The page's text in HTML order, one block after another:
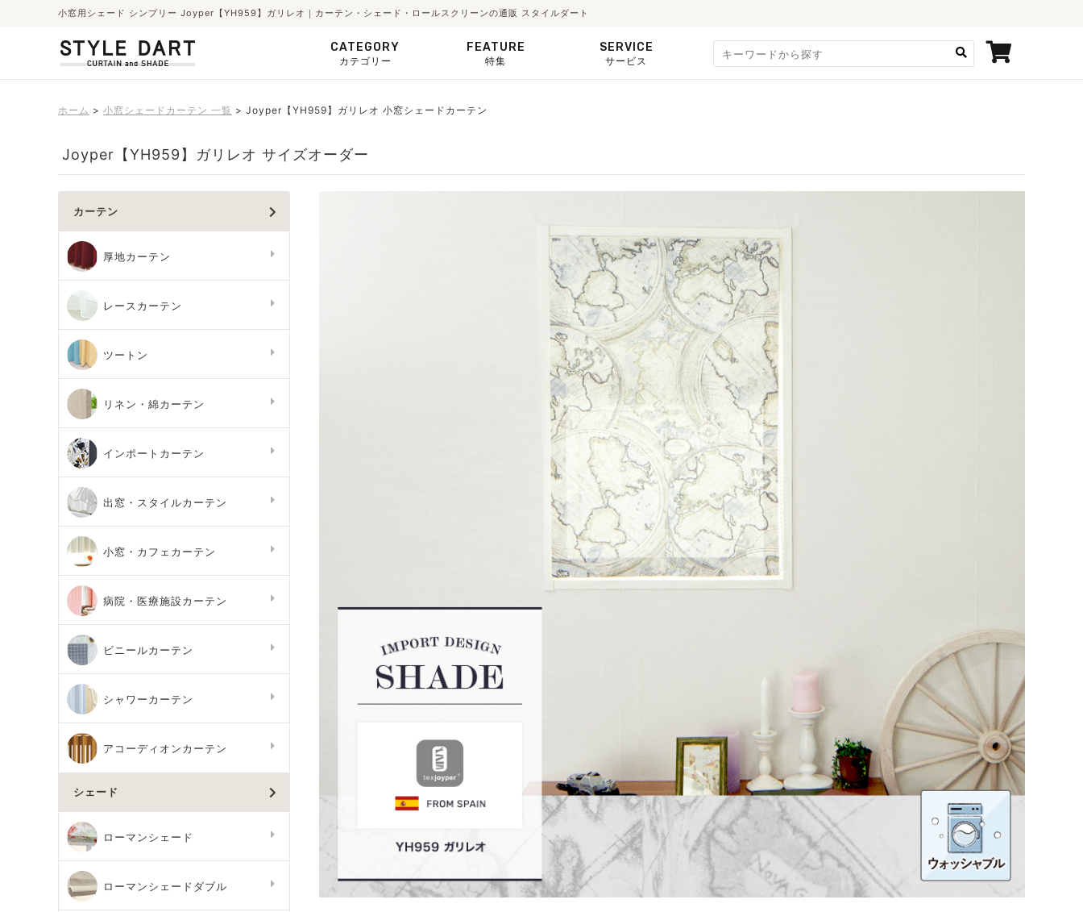
小窓用シェード シンプリー Joyper【YH959】ガリレオ｜カーテン・シェード・ロールスクリーンの通販 スタイルダート
CATEGORY
カテゴリー
FEATURE
特集
SERVICE
サービス
ホーム 小窓シェードカーテン 一覧 Joyper【YH959】ガリレオ 小窓シェードカーテン
Joyper【YH959】ガリレオ サイズオーダー
カーテン
厚地カーテン
レースカーテン
ツートン
リネン・綿カーテン
インポートカーテン
出窓・スタイルカーテン
小窓・カフェカーテン
病院・医療施設カーテン
ビニールカーテン
シャワーカーテン
アコーディオンカーテン
シェード
ローマンシェード
ローマンシェードダブル